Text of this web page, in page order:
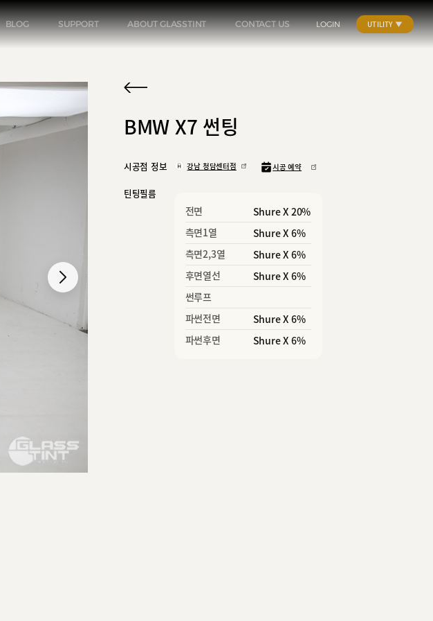
BLOG SUPPORT ABOUT GLASSTINT CONTACT US LOGIN UTILITY
BMW X7 썬팅
시공점 정보 강남 청담센터점 시공 예약
틴팅필름
전면
Shure X 20%
측면1열
Shure X 6%
측면2,3열
Shure X 6%
후면열선
Shure X 6%
썬루프
파썬전면
Shure X 6%
파썬후면
Shure X 6%